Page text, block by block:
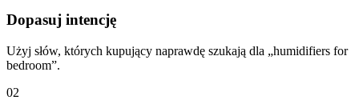
Dopasuj intencję
Użyj słów, których kupujący naprawdę szukają dla „humidifiers for
bedroom”.
02